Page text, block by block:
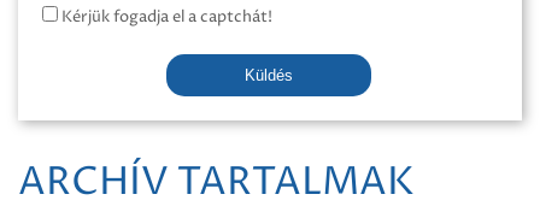
Kérjük fogadja el a captchát!
Küldés
ARCHÍV TARTALMAK